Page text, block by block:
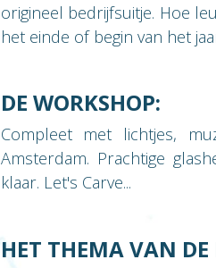
origineel bedrijfsuitje. Hoe
het einde of begin van het
DE WORKSHOP:
Compleet met lichtjes,
Amsterdam. Prachtige
klaar. Let's Carve...
HET THEMA VAN